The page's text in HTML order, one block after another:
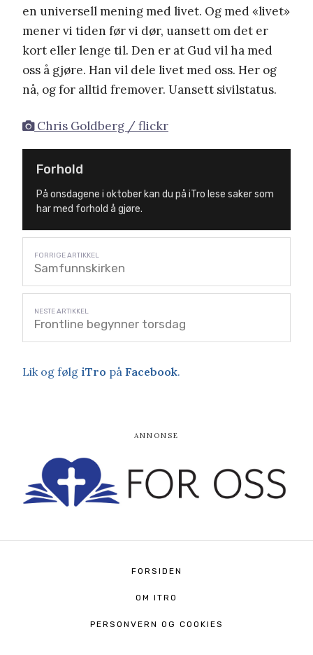
en universell mening med livet. Og med «livet»
mener vi tiden før vi dør, uansett om det er
kort eller lenge til. Den er at Gud vil ha med
oss å gjøre. Han vil dele livet med oss. Her og
nå, og for alltid fremover. Uansett sivilstatus.
Chris Goldberg / flickr
Forhold
På onsdagene i oktober kan du på iTro lese saker som
har med forhold å gjøre.
Samfunnskirken
Frontline begynner torsdag
Lik og følg iTro på Facebook.
FORSIDEN
OM ITRO
PERSONVERN OG COOKIES